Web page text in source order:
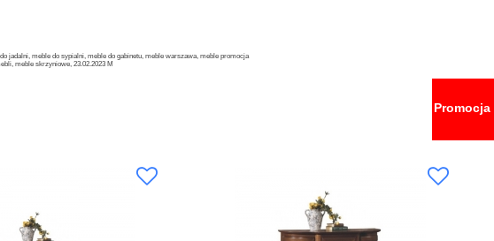
jadalni, meble do sypialni, meble do gabinetu, meble warszawa, meble promocja
meble skrzyniowe, 23.02.2023 M
Promocja